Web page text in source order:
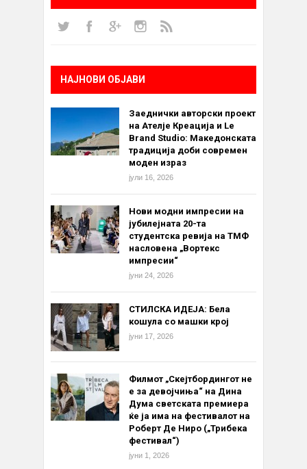
НАЈНОВИ ОБЈАВИ
Заеднички авторски проект
на Ателје Креација и Le
Brand Studio: Македонската
традиција доби современ
моден израз
јули 16, 2026
Нови модни импресии на
јубилејната 20-та
студентска ревија на ТМФ
насловена „Вортекс
импресии“
јуни 24, 2026
СТИЛСКА ИДЕЈА: Бела
кошула со машки крој
јуни 17, 2026
Филмот „Скејтбордингот не
е за девојчиња“ на Дина
Дума светската премиера
ќе ја има на фестивалот на
Роберт Де Ниро („Трибека
фестивал“)
јуни 1, 2026